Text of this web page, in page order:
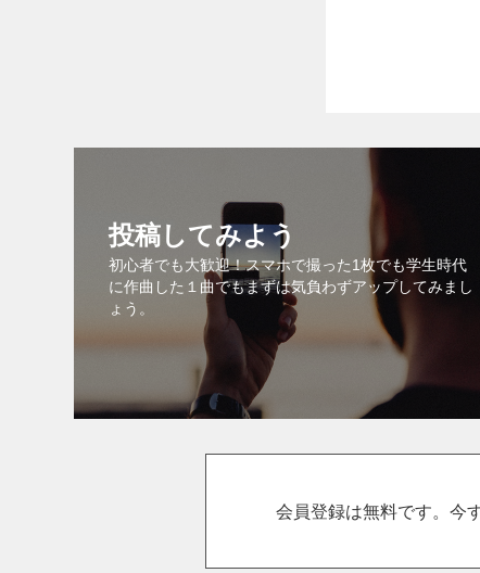
投稿してみよう
初心者でも大歓迎！スマホで撮った1枚でも学生時代
に作曲した１曲でもまずは気負わずアップしてみまし
ょう。
会員登録は無料です。今